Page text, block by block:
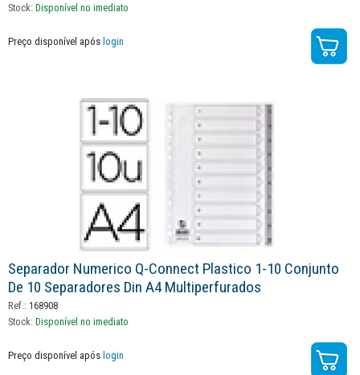
Stock: Disponível no imediato
Preço disponível após login
Separador Numerico Q-Connect Plastico 1-10 Conjunto
De 10 Separadores Din A4 Multiperfurados
Ref.: 168908
Stock: Disponível no imediato
Preço disponível após login